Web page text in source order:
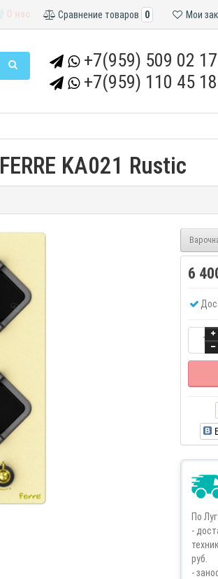
Мои
Сравнение товаров 0
+7(959) 509 02 17
+7(959) 110 45 18
KA021 Rustic
6
По
-
руб.
-